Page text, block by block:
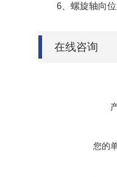
6、螺旋轴向位
在线咨询
您的